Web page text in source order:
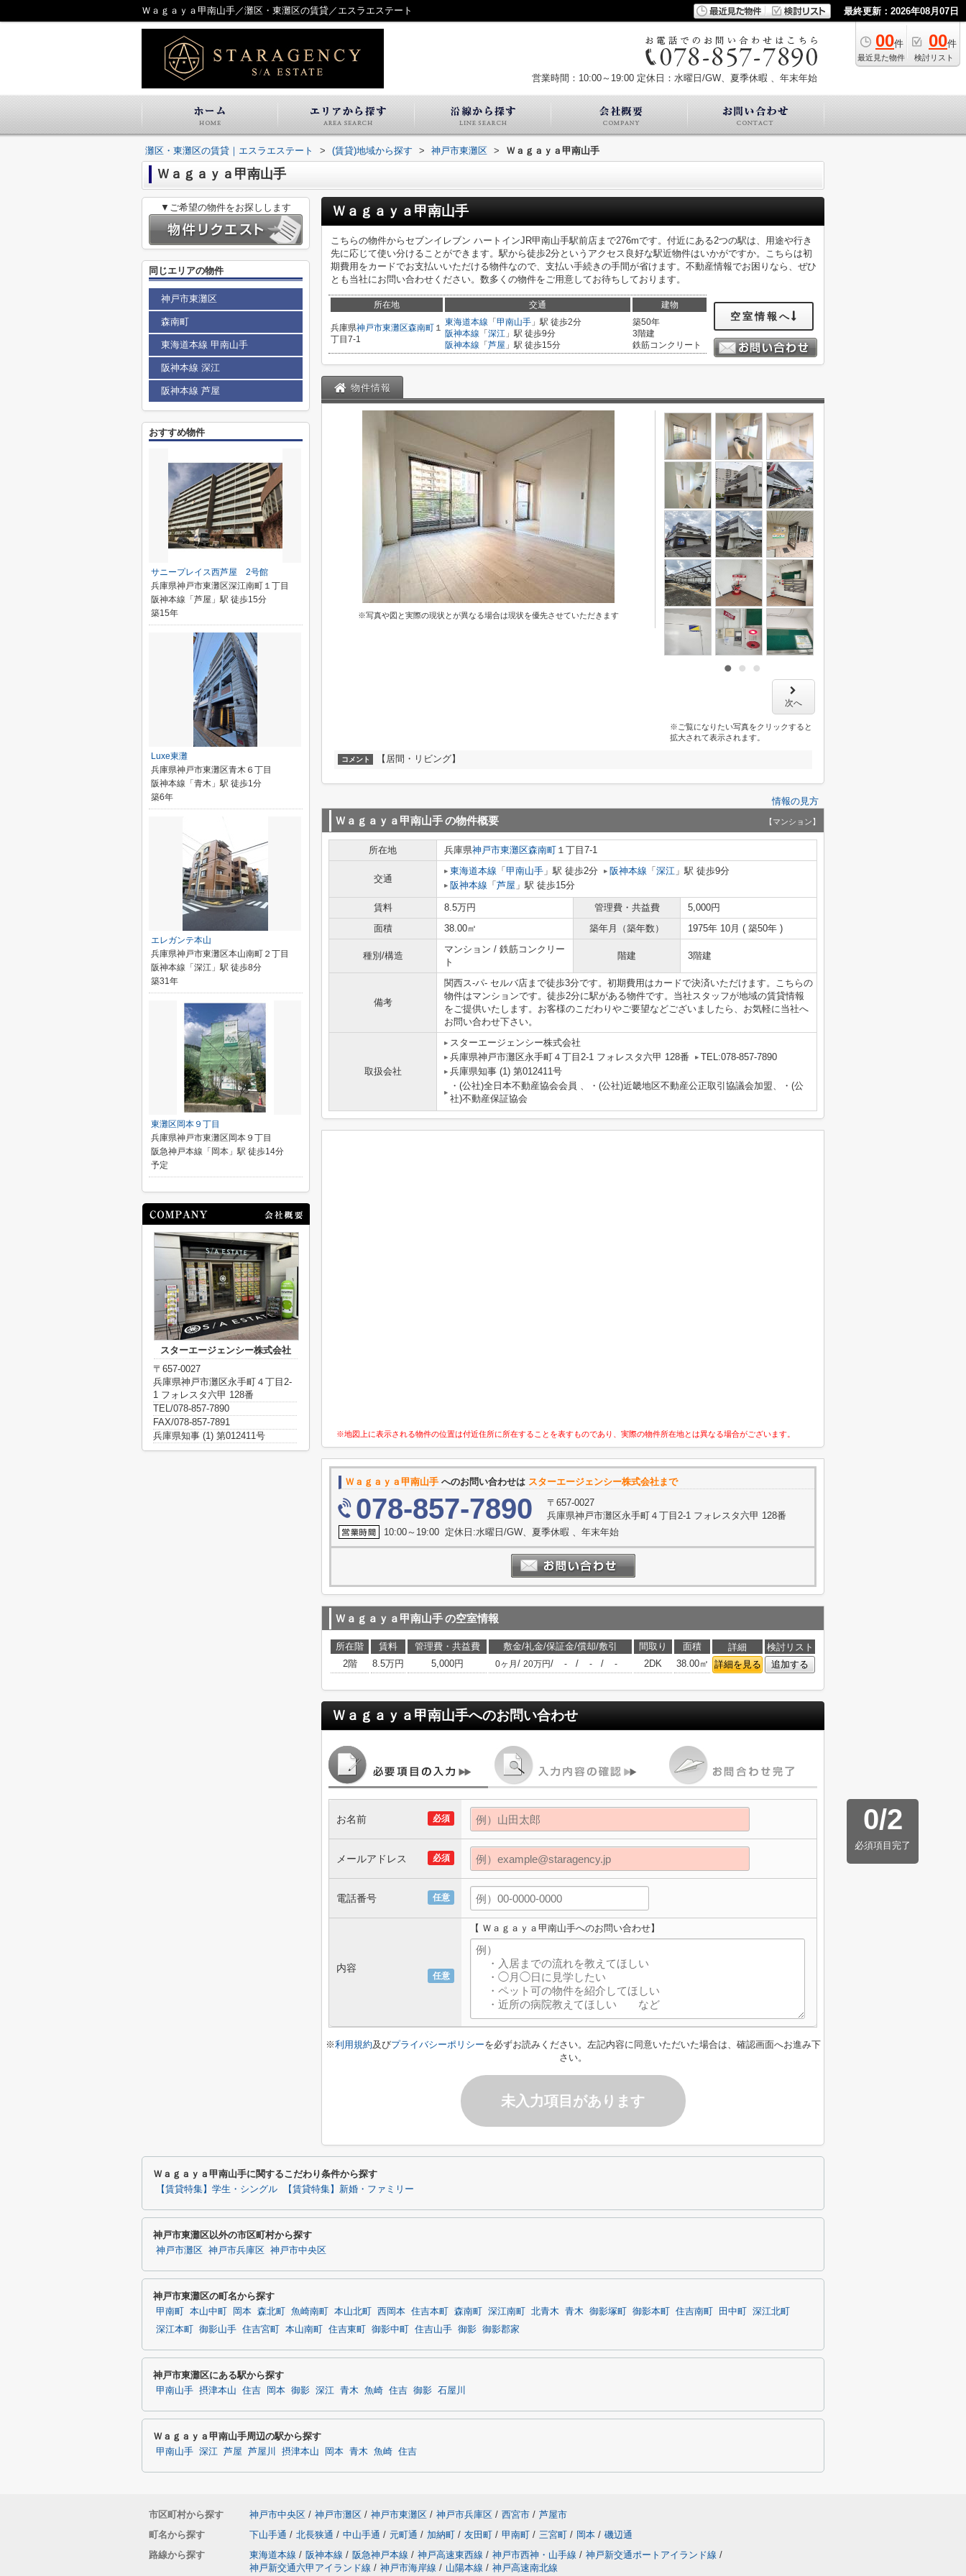
Ｗａｇａｙａ甲南山手／灘区・東灘区の賃貸／エスラエステート 最終更新：2026年08月07日
00件
最近見た物件
00件
検討リスト
営業時間：10:00～19:00 定休日：水曜日/GW、夏季休暇 、年末年始
灘区・東灘区の賃貸｜エスラエステート > (賃貸)地域から探す > 神戸市東灘区 > Ｗａｇａｙａ甲南山手
Ｗａｇａｙａ甲南山手
Ｗａｇａｙａ甲南山手
こちらの物件からセブンイレブン ハートインJR甲南山手駅前店まで276mです。付近にある2つの駅は、用途や行き
先に応じて使い分けることができます。駅から徒歩2分というアクセス良好な駅近物件はいかがですか。こちらは初
期費用をカードでお支払いいただける物件なので、支払い手続きの手間が省けます。不動産情報でお困りなら、ぜひ
とも当社にお問い合わせください。数多くの物件をご用意してお待ちしております。
所在地 交通 建物
兵庫県神戸市東灘区森南町 １
丁目7-1
東海道本線 「 甲南山手 」駅 徒歩2分
阪神本線 「 深江 」駅 徒歩9分
阪神本線 「 芦屋 」駅 徒歩15分
築50年
3階建
鉄筋コンクリート
空室情報へ
物件情報
※写真や図と実際の現状とが異なる場合は現状を優先させていただきます
次へ
※ご覧になりたい写真をクリックすると
拡大されて表示されます。
コメント 【居間・リビング】
情報の見方
Ｗａｇａｙａ甲南山手の物件概要 【マンション】
所在地 兵庫県神戸市東灘区森南町 １丁目7-1
交通
東海道本線 「 甲南山手 」駅 徒歩2分 阪神本線 「 深江 」駅 徒歩9分
阪神本線 「 芦屋 」駅 徒歩15分
賃料 8.5万円 管理費・共益費
5,000円
面積
38.00㎡ 築年月（築年数） 1975年 10月 ( 築50年 )
種別/構造
マンション / 鉄筋コンクリー
ト
階建 3階建
備考
関西ス-パ- セルバ店まで徒歩3分です。初期費用はカードで決済いただけます。こちらの
物件はマンションです。徒歩2分に駅がある物件です。当社スタッフが地域の賃貸情報
をご提供いたします。お客様のこだわりやご要望などございましたら、お気軽に当社へ
お問い合わせ下さい。
取扱会社
スターエージェンシー株式会社
兵庫県神戸市灘区永手町４丁目2-1 フォレスタ六甲 128番
TEL:078-857-7890
兵庫県知事 (1) 第012411号
・(公社)全日本不動産協会会員 、・(公社)近畿地区不動産公正取引協議会加盟、・(公
社)不動産保証協会
※地図上に表示される物件の位置は付近住所に所在することを表すものであり、実際の物件所在地とは異なる場合がございます。
Ｗａｇａｙａ甲南山手 へのお問い合わせは スターエージェンシー株式会社まで
078-857-7890
〒657-0027
兵庫県神戸市灘区永手町４丁目2-1 フォレスタ六甲 128番
10:00～19:00 定休日:水曜日/GW、夏季休暇 、年末年始
Ｗａｇａｙａ甲南山手の空室情報
所在階 賃料 管理費・共益費 敷金/礼金/保証金/償却/敷引 間取り 面積 詳細
検討リスト
2階
8.5万円 5,000円 0ヶ月 / 20万円/ - / - / - 2DK 38.00㎡ 詳細を見る 追加する
Ｗａｇａｙａ甲南山手へのお問い合わせ
0/2
必須項目完了
必須
お名前
必須
メールアドレス
任意
電話番号
任意
内容
【 Ｗａｇａｙａ甲南山手へのお問い合わせ】
※利用規約及びプライバシーポリシーを必ずお読みください。左記内容に同意いただいた場合は、確認画面へお進み下
さい。
未入力項目があります
▼ご希望の物件をお探しします
同じエリアの物件
神戸市東灘区
森南町
東海道本線 甲南山手
阪神本線 深江
阪神本線 芦屋
おすすめ物件
サニープレイス西芦屋 2号館
兵庫県神戸市東灘区深江南町１丁目
阪神本線「芦屋」駅 徒歩15分
築15年
Luxe東灘
兵庫県神戸市東灘区青木６丁目
阪神本線「青木」駅 徒歩1分
築6年
エレガンテ本山
兵庫県神戸市東灘区本山南町２丁目
阪神本線「深江」駅 徒歩8分
築31年
東灘区岡本９丁目
兵庫県神戸市東灘区岡本９丁目
阪急神戸本線「岡本」駅 徒歩14分
予定
スターエージェンシー株式会社
〒657-0027
兵庫県神戸市灘区永手町４丁目2-
1 フォレスタ六甲 128番
TEL/078-857-7890
FAX/078-857-7891
兵庫県知事 (1) 第012411号
Ｗａｇａｙａ甲南山手に関するこだわり条件から探す
【賃貸特集】学生・シングル 【賃貸特集】新婚・ファミリー
神戸市東灘区以外の市区町村から探す
神戸市灘区 神戸市兵庫区 神戸市中央区
神戸市東灘区の町名から探す
甲南町 本山中町 岡本 森北町 魚崎南町 本山北町 西岡本 住吉本町 森南町 深江南町 北青木 青木 御影塚町 御影本町 住吉南町 田中町
深江北町
深江本町
御影山手 住吉宮町 本山南町 住吉東町 御影中町 住吉山手 御影 御影郡家
神戸市東灘区にある駅から探す
甲南山手 摂津本山 住吉 岡本 御影 深江 青木 魚崎 住吉 御影 石屋川
Ｗａｇａｙａ甲南山手周辺の駅から探す
甲南山手 深江 芦屋 芦屋川 摂津本山 岡本 青木 魚崎 住吉
市区町村から探す 神戸市中央区 / 神戸市灘区 / 神戸市東灘区 / 神戸市兵庫区 / 西宮市 / 芦屋市
町名から探す
下山手通 / 北長狭通 / 中山手通 / 元町通 / 加納町 / 友田町 / 甲南町 / 三宮町 / 岡本 / 磯辺通
路線から探す
東海道本線 / 阪神本線 / 阪急神戸本線 / 神戸高速東西線 / 神戸市西神・山手線 / 神戸新交通ポートアイランド線 /
神戸新交通六甲アイランド線 / 神戸市海岸線 / 山陽本線 / 神戸高速南北線